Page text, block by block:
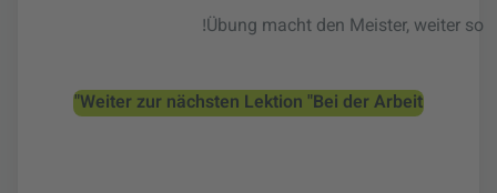
Übung macht den Meister, weiter so!
Weiter zur nächsten Lektion "Bei der Arbeit"